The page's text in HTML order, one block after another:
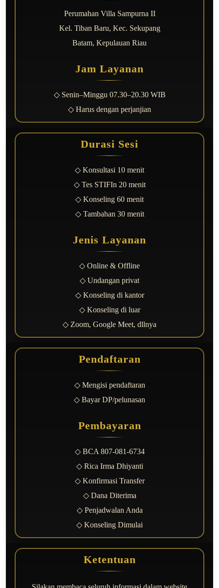
Perumahan Villa Sampurna II
Kel. Tiban Baru, Kec. Sekupang
Batam, Kepulauan Riau
Jam Layanan
◇ Senin–Minggu 07.30–20.30 WIB
◇ Harus dengan perjanjian
Durasi Sesi
◇ Konsultasi 10 menit
◇ Tes STIFIn 20 menit
◇ Konseling 60 menit
◇ Tambahan 30 menit
Jenis Layanan
◇ Online & Offline
◇ Undangan privat
◇ Konseling di kantor
◇ Konseling di luar
◇ Zoom, Google Meet, dllnya
Pendaftaran
◇ Mengisi pendaftaran
◇ Bayar DP/pelunasan
Pembayaran
◇ BCA 807-081-6734
◇ Rica Irma Dhiyanti
◇ Konfirmasi Transfer
◇ Dana Diterima
◇ Penjadwalan Anda
◇ Konseling Dimulai
Ketentuan